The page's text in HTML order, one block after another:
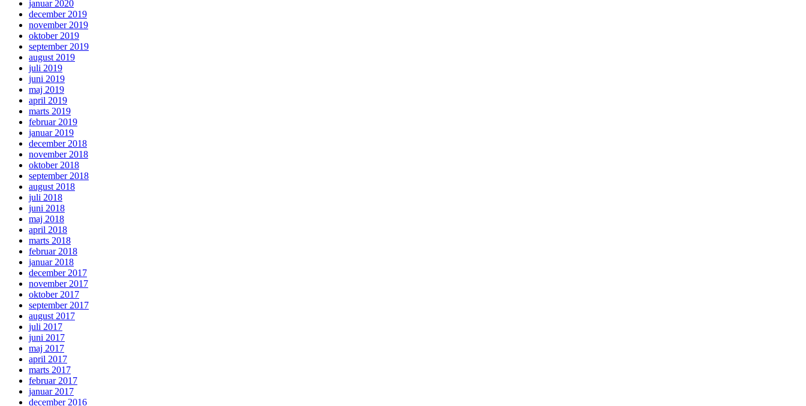
januar 2020
december 2019
november 2019
oktober 2019
september 2019
august 2019
juli 2019
juni 2019
maj 2019
april 2019
marts 2019
februar 2019
januar 2019
december 2018
november 2018
oktober 2018
september 2018
august 2018
juli 2018
juni 2018
maj 2018
april 2018
marts 2018
februar 2018
januar 2018
december 2017
november 2017
oktober 2017
september 2017
august 2017
juli 2017
juni 2017
maj 2017
april 2017
marts 2017
februar 2017
januar 2017
december 2016